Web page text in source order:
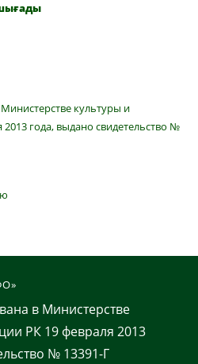
культуры и
года, выдано свидетельство №
в Министерстве
РК 19 февраля 2013
№ 13391-Г